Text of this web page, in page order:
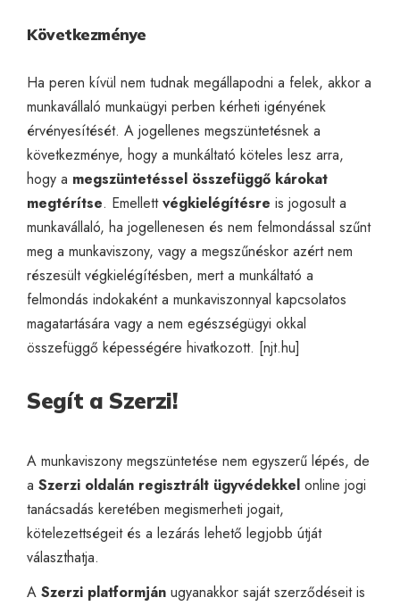
Következménye
Ha peren kívül nem tudnak megállapodni a felek, akkor a
munkavállaló munkaügyi perben kérheti igényének
érvényesítését. A jogellenes megszüntetésnek a
következménye, hogy a munkáltató köteles lesz arra,
hogy a megszüntetéssel összefüggő károkat
megtérítse. Emellettvégkielégítésre is jogosult a
munkavállaló, ha jogellenesen és nem felmondással szűnt
meg a munkaviszony, vagy a megszűnéskor azért nem
részesült végkielégítésben, mert a munkáltató a
felmondás indokaként a munkaviszonnyal kapcsolatos
magatartására vagy a nem egészségügyi okkal
összefüggő képességére hivatkozott. [njt.hu]
Segít a Szerzi!
A munkaviszony megszüntetése nem egyszerű lépés, de
a Szerzi oldalán regisztrált ügyvédekkel online jogi
tanácsadás keretében megismerheti jogait,
kötelezettségeit és a lezárás lehető legjobb útját
választhatja.
A Szerzi platformján ugyanakkor saját szerződéseit is